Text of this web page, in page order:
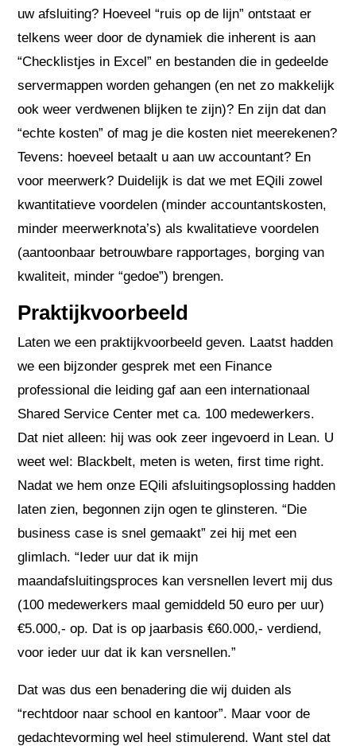
uw afsluiting? Hoeveel “ruis op de lijn” ontstaat er
telkens weer door de dynamiek die inherent is aan
“Checklistjes in Excel” en bestanden die in gedeelde
servermappen worden gehangen (en net zo makkelijk
ook weer verdwenen blijken te zijn)? En zijn dat dan
“echte kosten” of mag je die kosten niet meerekenen?
Tevens: hoeveel betaalt u aan uw accountant? En
voor meerwerk? Duidelijk is dat we met EQili zowel
kwantitatieve voordelen (minder accountantskosten,
minder meerwerknota’s) als kwalitatieve voordelen
(aantoonbaar betrouwbare rapportages, borging van
kwaliteit, minder “gedoe”) brengen.
Praktijkvoorbeeld
Laten we een praktijkvoorbeeld geven. Laatst hadden
we een bijzonder gesprek met een Finance
professional die leiding gaf aan een internationaal
Shared Service Center met ca. 100 medewerkers.
Dat niet alleen: hij was ook zeer ingevoerd in Lean. U
weet wel: Blackbelt, meten is weten, first time right.
Nadat we hem onze EQili afsluitingsoplossing hadden
laten zien, begonnen zijn ogen te glinsteren. “Die
business case is snel gemaakt” zei hij met een
glimlach. “Ieder uur dat ik mijn
maandafsluitingsproces kan versnellen levert mij dus
(100 medewerkers maal gemiddeld 50 euro per uur)
€5.000,- op. Dat is op jaarbasis €60.000,- verdiend,
voor ieder uur dat ik kan versnellen.”
Dat was dus een benadering die wij duiden als
“rechtdoor naar school en kantoor”. Maar voor de
gedachtevorming wel heel stimulerend. Want stel dat